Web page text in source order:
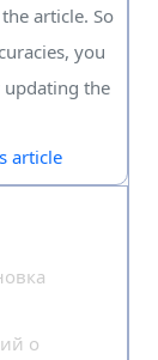
article. So
you
updating the
article
о